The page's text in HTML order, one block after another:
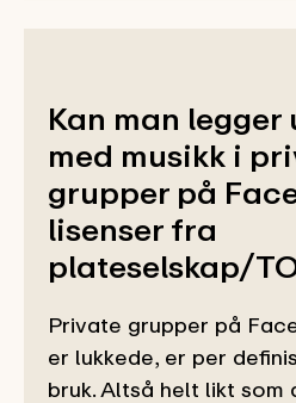
Kan man legger
med musikk i
grupper på
lisenser fra
plateselskap/
Private grupper på
er lukkede, er per
bruk. Altså helt likt som